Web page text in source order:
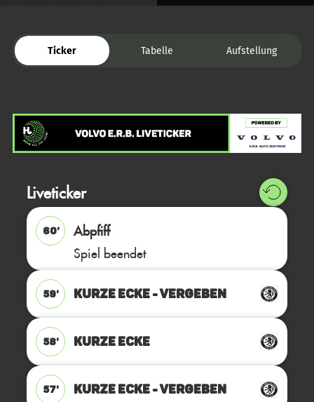
Ticker Tabelle Aufstellung
Liveticker
60'
Abpfiff
Spiel beendet
59' KURZE ECKE - VERGEBEN
58' KURZE ECKE
57' KURZE ECKE - VERGEBEN